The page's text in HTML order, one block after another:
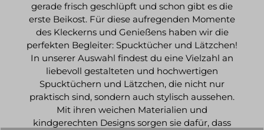
gerade frisch geschlüpft und schon gibt es die
erste Beikost. Für diese aufregenden Momente
des Kleckerns und Genießens haben wir die
perfekten Begleiter: Spucktücher und Lätzchen!
In unserer Auswahl findest du eine Vielzahl an
liebevoll gestalteten und hochwertigen
Spucktüchern und Lätzchen, die nicht nur
praktisch sind, sondern auch stylisch aussehen.
Mit ihren weichen Materialien und
kindgerechten Designs sorgen sie dafür, dass